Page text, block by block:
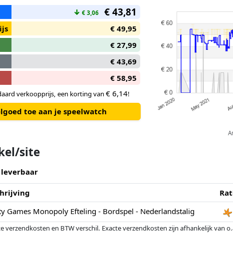
de uitdaging aan en
↓ € 3,06 € 43,81
€ 49,95
€ 27,99
€ 43,69
€ 58,95
verkoopprijs, een korting van € 6,14!
toe aan je speelwatch
site
Games Monopoly Efteling - Bordspel - Nederlandstalig
verzendkosten en BTW verschil. Exacte verzendkosten zijn afhankelijk van
bij gelijke prijzen kunnen historische prestaties de volgorde beïnvloeden.